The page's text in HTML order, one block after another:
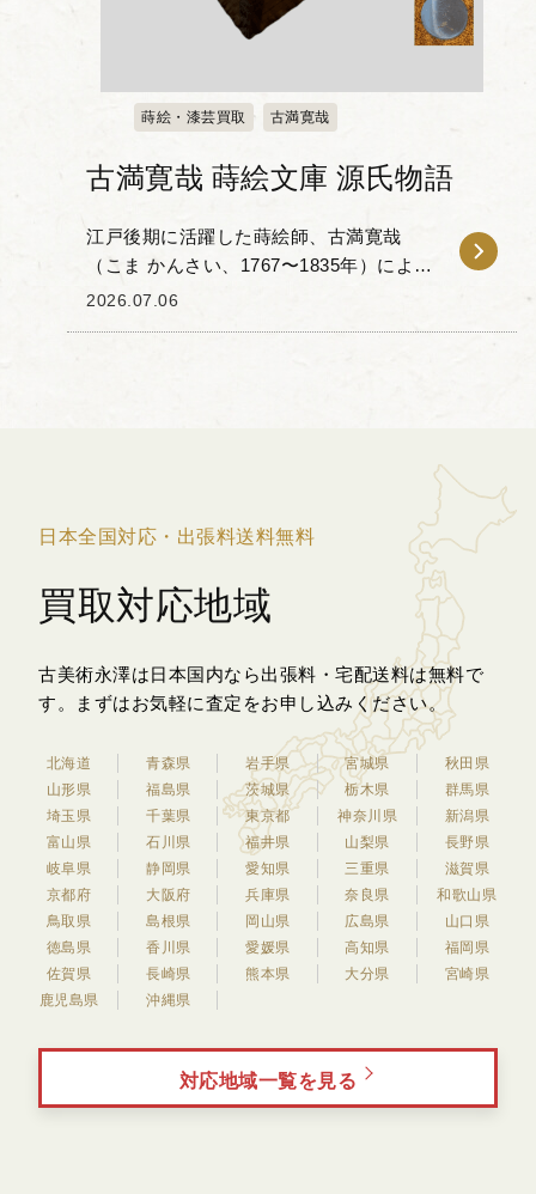
蒔絵・漆芸買取 古満寛哉
古満寛哉 蒔絵文庫 源氏物語
江戸後期に活躍した蒔絵師、古満寛哉
（こま かんさい、1767〜1835年）による
「蒔絵文庫 源氏物語」です。 本作は、
2026.07.06
日本全国対応・出張料送料無料
買取対応地域
古美術永澤は日本国内なら出張料・宅配送料は無料で
す。
まずはお気軽に査定をお申し込みください。
北海道 青森県 岩手県 宮城県
秋田県
山形県
福島県 茨城県 栃木県
群馬県
埼玉県
千葉県 東京都 神奈川県
新潟県
富山県
石川県 福井県 山梨県
長野県
岐阜県
静岡県 愛知県 三重県
滋賀県
京都府
大阪府 兵庫県 奈良県
和歌山県
鳥取県
島根県 岡山県 広島県
山口県
徳島県
香川県 愛媛県 高知県
福岡県
佐賀県
長崎県 熊本県 大分県
宮崎県
鹿児島県
沖縄県
対応地域一覧を見る